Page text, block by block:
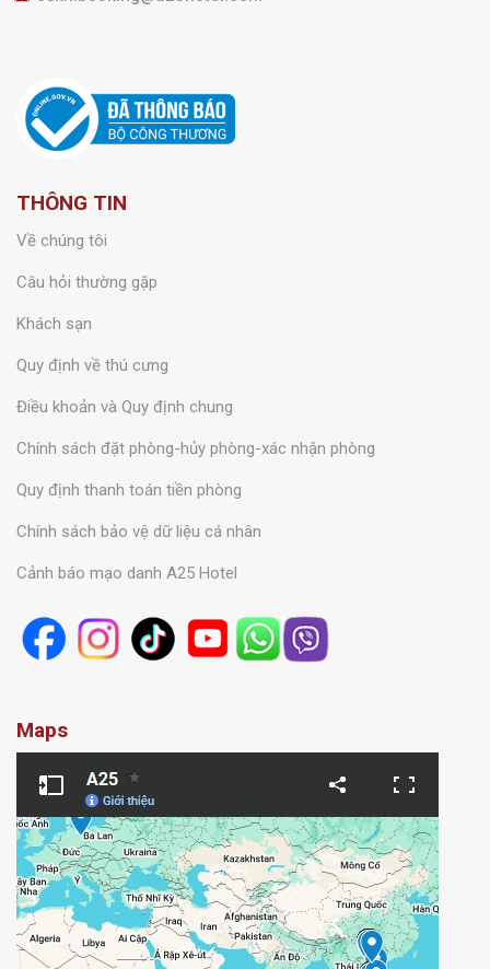
THÔNG TIN
Về chúng tôi
Câu hỏi thường gặp
Khách sạn
Quy định về thú cưng
Điều khoản và Quy định chung
Chính sách đặt phòng-hủy phòng-xác nhận phòng
Quy định thanh toán tiền phòng
Chính sách bảo vệ dữ liệu cá nhân
Cảnh báo mạo danh A25 Hotel
Maps